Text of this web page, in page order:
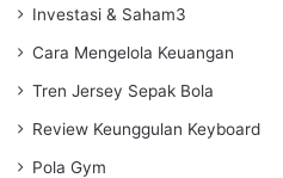
Investasi & Saham3
Cara Mengelola Keuangan
Tren Jersey Sepak Bola
Review Keunggulan Keyboard
Pola Gym